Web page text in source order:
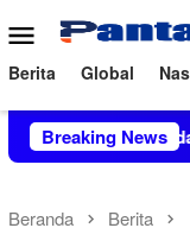
ke
konten
Menu
Mobile
Berita Global
Breaking News
Mendapat
Beranda Berita